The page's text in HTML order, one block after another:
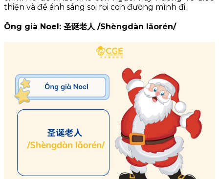
thiện và để ánh sáng soi rọi con đường mình đi.
Ông già Noel: 圣诞老人 /Shèngdàn lǎorén/